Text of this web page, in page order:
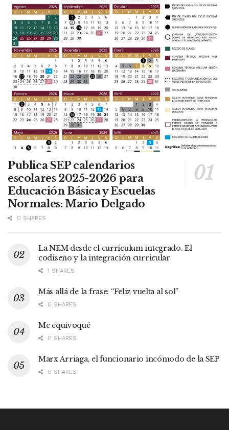
Publica SEP calendarios
escolares 2025-2026 para
Educación Básica y Escuelas
Normales: Mario Delgado
0 SHARES
La NEM desde el currículum integrado. El
codiseño y la integración curricular
1 SHARES
Más allá de la frase: “Feliz vuelta al sol”
0 SHARES
Me equivoqué
0 SHARES
Marx Arriaga, el funcionario incómodo de la SEP
0 SHARES